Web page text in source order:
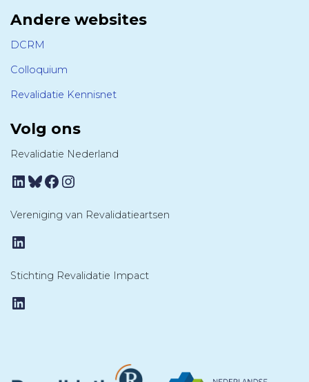
Andere websites
DCRM
Colloquium
Revalidatie Kennisnet
Volg ons
Revalidatie Nederland
LinkedIn
Bluesky
Facebook
Instagram
Vereniging van Revalidatieartsen
LinkedIn
Stichting Revalidatie Impact
LinkedIn